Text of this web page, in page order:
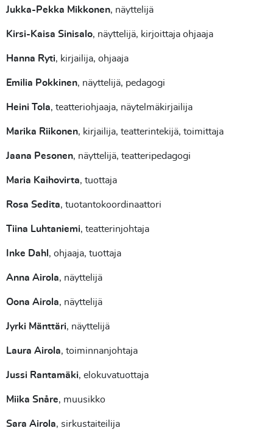
Jukka-Pekka Mikkonen, näyttelijä
Kirsi-Kaisa Sinisalo, näyttelijä, kirjoittaja ohjaaja
Hanna Ryti, kirjailija, ohjaaja
Emilia Pokkinen, näyttelijä, pedagogi
Heini Tola, teatteriohjaaja, näytelmäkirjailija
Marika Riikonen, kirjailija, teatterintekijä, toimittaja
Jaana Pesonen, näyttelijä, teatteripedagogi
Maria Kaihovirta, tuottaja
Rosa Sedita, tuotantokoordinaattori
Tiina Luhtaniemi, teatterinjohtaja
Inke Dahl , ohjaaja, tuottaja
Anna Airola, näyttelijä
Oona Airola, näyttelijä
Jyrki Mänttäri, näyttelijä
Laura Airola, toiminnanjohtaja
Jussi Rantamäki, elokuvatuottaja
Miika Snåre, muusikko
Sara Airola, sirkustaiteilija